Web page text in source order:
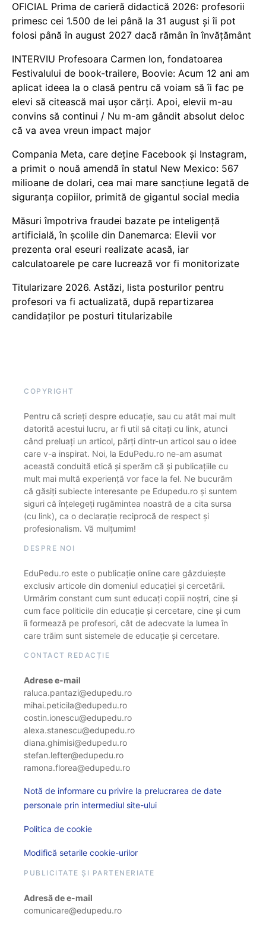
OFICIAL Prima de carieră didactică 2026: profesorii
primesc cei 1.500 de lei până la 31 august și îi pot
folosi până în august 2027 dacă rămân în învățământ
INTERVIU Profesoara Carmen Ion, fondatoarea
Festivalului de book-trailere, Boovie: Acum 12 ani am
aplicat ideea la o clasă pentru că voiam să îi fac pe
elevi să citească mai ușor cărți. Apoi, elevii m-au
convins să continui / Nu m-am gândit absolut deloc
că va avea vreun impact major
Compania Meta, care deține Facebook și Instagram,
a primit o nouă amendă în statul New Mexico: 567
milioane de dolari, cea mai mare sancțiune legată de
siguranța copiilor, primită de gigantul social media
Măsuri împotriva fraudei bazate pe inteligență
artificială, în școlile din Danemarca: Elevii vor
prezenta oral eseuri realizate acasă, iar
calculatoarele pe care lucrează vor fi monitorizate
Titularizare 2026. Astăzi, lista posturilor pentru
profesori va fi actualizată, după repartizarea
candidaților pe posturi titularizabile
COPYRIGHT
Pentru că scrieți despre educație, sau cu atât mai mult
datorită acestui lucru, ar fi util să citați cu link, atunci
când preluați un articol, părți dintr-un articol sau o idee
care v-a inspirat. Noi, la EduPedu.ro ne-am asumat
această conduită etică și sperăm că și publicațiile cu
mult mai multă experiență vor face la fel. Ne bucurăm
că găsiți subiecte interesante pe Edupedu.ro și suntem
siguri că înțelegeți rugămintea noastră de a cita sursa
(cu link), ca o declarație reciprocă de respect și
profesionalism. Vă mulțumim!
DESPRE NOI
EduPedu.ro este o publicație online care găzduiește
exclusiv articole din domeniul educației și cercetării.
Urmărim constant cum sunt educați copiii noștri, cine și
cum face politicile din educație și cercetare, cine și cum
îi formează pe profesori, cât de adecvate la lumea în
care trăim sunt sistemele de educație și cercetare.
CONTACT REDACȚIE
Adrese e-mail
raluca.pantazi@edupedu.ro
mihai.peticila@edupedu.ro
costin.ionescu@edupedu.ro
alexa.stanescu@edupedu.ro
diana.ghimisi@edupedu.ro
stefan.lefter@edupedu.ro
ramona.florea@edupedu.ro
Notă de informare cu privire la prelucrarea de date
personale prin intermediul site-ului
Politica de cookie
Modifică setarile cookie-urilor
PUBLICITATE ȘI PARTENERIATE
Adresă de e-mail
comunicare@edupedu.ro